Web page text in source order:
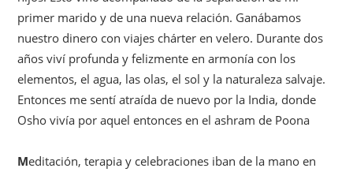
primer marido y de una nueva relación. Ganábamos
nuestro dinero con viajes chárter en velero. Durante dos
años viví profunda y felizmente en armonía con los
elementos, el agua, las olas, el sol y la naturaleza salvaje.
Entonces me sentí atraída de nuevo por la India, donde
Osho vivía por aquel entonces en el ashram de Poona
Meditación, terapia y celebraciones iban de la mano en